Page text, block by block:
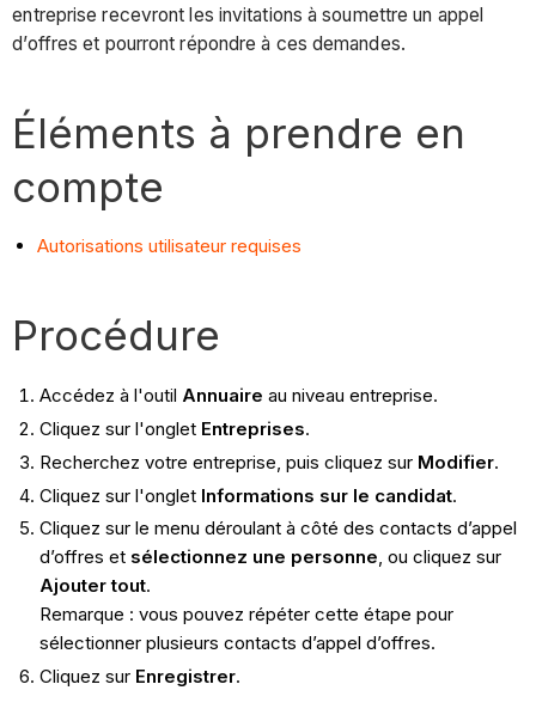
entreprise recevront les invitations à soumettre un appel
d’offres et pourront répondre à ces demandes.
Éléments à prendre en
compte
Autorisations utilisateur requises
Procédure
Accédez à l'outil Annuaire au niveau entreprise.
Cliquez sur l'onglet Entreprises.
Recherchez votre entreprise, puis cliquez sur Modifier.
Cliquez sur l'onglet Informations sur le candidat.
Cliquez sur le menu déroulant à côté des contacts d’appel
d’offres et sélectionnez une personne, ou cliquez sur
Ajouter tout.
Remarque : vous pouvez répéter cette étape pour
sélectionner plusieurs contacts d’appel d’offres.
Cliquez sur Enregistrer.